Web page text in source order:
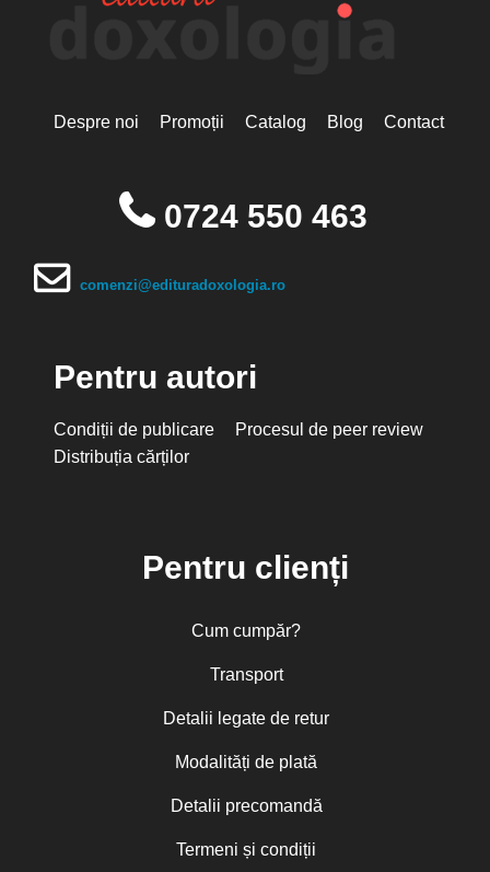
Despre noi Promoții Catalog Blog Contact
0724 550 463
comenzi@edituradoxologia.ro
Pentru autori
Condiții de publicare
Procesul de peer review
Distribuția cărților
Pentru clienți
Cum cumpăr?
Transport
Detalii legate de retur
Modalități de plată
Detalii precomandă
Termeni și condiții